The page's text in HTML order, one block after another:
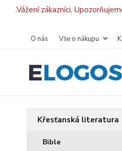
.Vážení zákazníci,
O nás Vše o nákupu
Křesťanská literatura
Bible